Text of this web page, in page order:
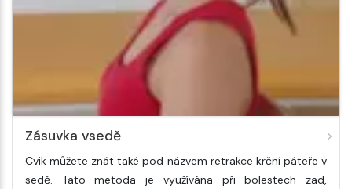
Zásuvka vsedě
Cvik můžete znát také pod názvem retrakce krční páteře v
sedě. Tato metoda je využívána při bolestech zad,